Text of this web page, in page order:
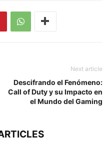
Next article
Descifrando el Fenómeno:
Call of Duty y su Impacto en
el Mundo del Gaming